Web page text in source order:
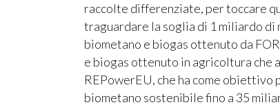
raccolte differenziate, per toccare
traguardare la soglia di 1 miliardo di
biometano e biogas ottenuto da
e biogas ottenuto in agricoltura che
REPowerEU, che ha come obiettivo
biometano sostenibile fino a 35